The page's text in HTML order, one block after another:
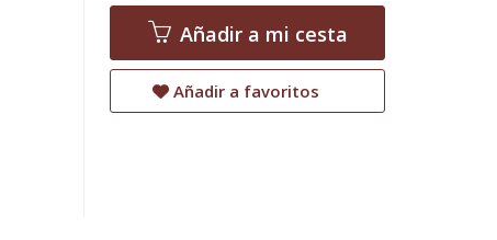
Añadir a mi cesta
Añadir a favoritos